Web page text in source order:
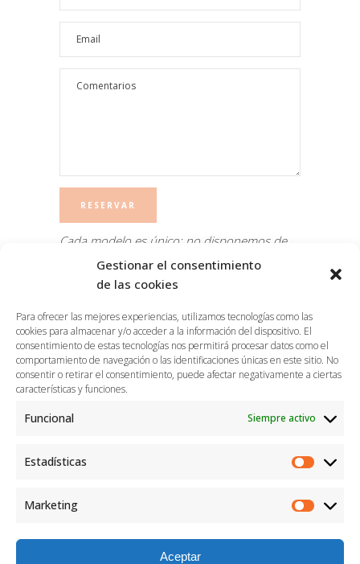
Gestionar el consentimiento
de las cookies
Para ofrecer las mejores experiencias, utilizamos tecnologías como las
cookies para almacenar y/o acceder a la información del dispositivo. El
consentimiento de estas tecnologías nos permitirá procesar datos como el
comportamiento de navegación o las identificaciones únicas en este sitio. No
consentir o retirar el consentimiento, puede afectar negativamente a ciertas
características y funciones.
Funcional Siempre activo
Estadísticas
Marketing
Aceptar
Cada modelo es único: no disponemos de
dos modelos iguales todos son diferentes y
exclusivos. Es posible que exista alguna
que constata su proceso creativo
completamente artesanal.
Productos relacionados